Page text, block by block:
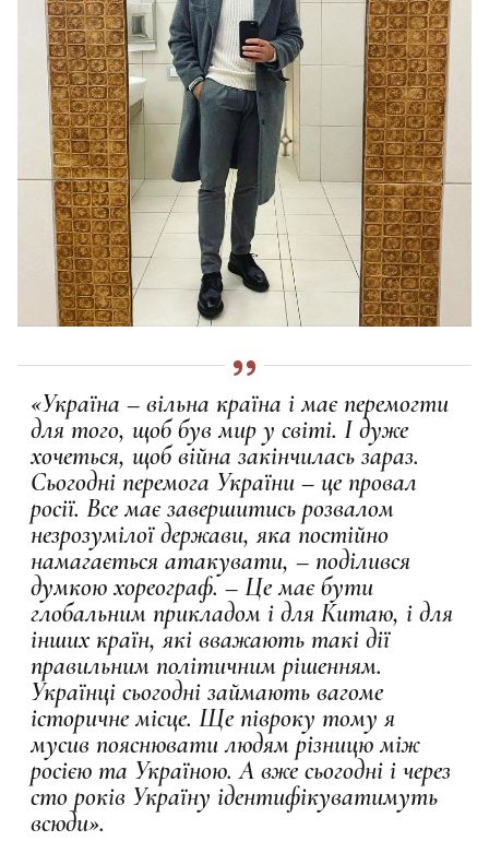
«Україна – вільна країна і має перемогти
для того, щоб був мир у світі. І дуже
хочеться, щоб війна закінчилась зараз.
Сьогодні перемога України – це провал
росії. Все має завершитись розвалом
незрозумілої держави, яка постійно
намагається атакувати, – поділився
думкою хореограф. – Це має бути
глобальним прикладом і для Китаю, і для
інших країн, які вважають такі дії
правильним політичним рішенням.
Українці сьогодні займають вагоме
історичне місце. Ще півроку тому я
мусив пояснювати людям різницю між
росією та Україною. А вже сьогодні і через
сто років Україну ідентифікуватимуть
всюди».